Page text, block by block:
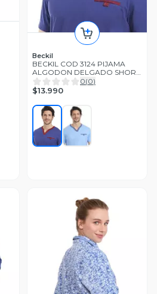
Beckil
BECKIL COD 3124 PIJAMA
ALGODON DELGADO SHORT
ESTAMPADO 0(0)
$13.990